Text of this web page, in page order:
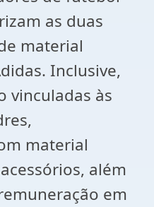
as duas
material
Inclusive,
vinculadas às
material
além
em